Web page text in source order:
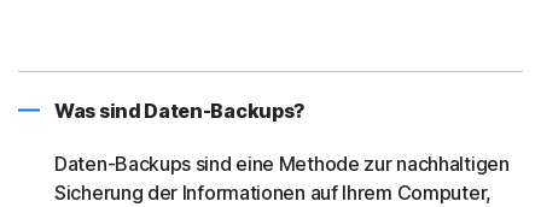
Was sind Daten-Backups?
Daten-Backups sind eine Methode zur nachhaltigen
Sicherung der Informationen auf Ihrem Computer,